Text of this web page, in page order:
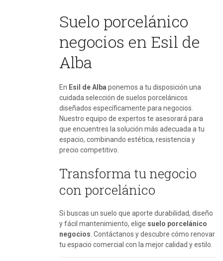
Suelo porcelánico
negocios en Esil de
Alba
En Esil de Alba ponemos a tu disposición una
cuidada selección de suelos porcelánicos
diseñados específicamente para negocios.
Nuestro equipo de expertos te asesorará para
que encuentres la solución más adecuada a tu
espacio, combinando estética, resistencia y
precio competitivo.
Transforma tu negocio
con porcelánico
Si buscas un suelo que aporte durabilidad, diseño
y fácil mantenimiento, elige suelo porcelánico
negocios . Contáctanos y descubre cómo renovar
tu espacio comercial con la mejor calidad y estilo.